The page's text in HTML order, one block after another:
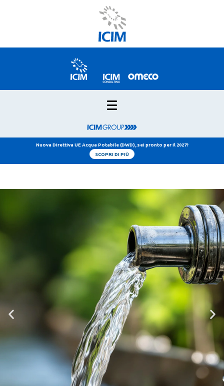
Nuova Direttiva UE Acqua Potabile (DWD), sei pronto per il 2027?
SCOPRI DI PIÙ